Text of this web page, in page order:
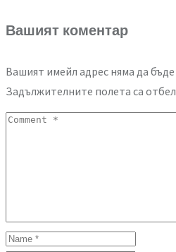
Вашият коментар
Вашият имейл адрес няма да
Задължителните полета са